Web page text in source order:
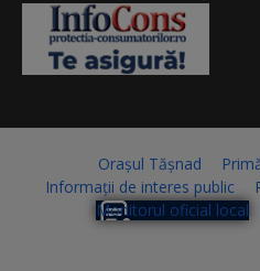
Orașul Tășnad
Informații de interes public
Monitorul oficial local